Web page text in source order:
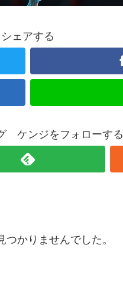
シェアする
ケンジをフォローする
つかりませんでした。